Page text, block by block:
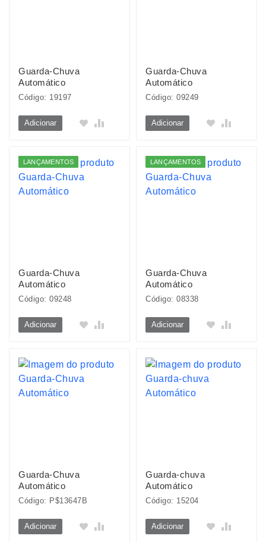
Guarda-Chuva
Automático
Código: 19197
Adicionar
Guarda-Chuva
Automático
Código: 09249
Adicionar
LANÇAMENTOS
Guarda-Chuva
Automático
Código: 09248
Adicionar
LANÇAMENTOS
Guarda-Chuva
Automático
Código: 08338
Adicionar
Guarda-Chuva
Automático
Código: P$13647B
Adicionar
Guarda-chuva
Automático
Código: 15204
Adicionar